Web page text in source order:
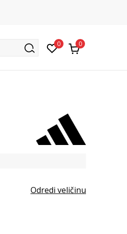
trgovini
0 0
Odredi veličinu